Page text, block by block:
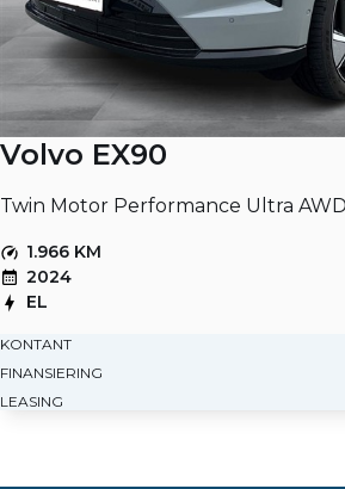
Volvo EX90
Twin Motor Performance Ultra
1.966 KM
2024
EL
KONTANT
FINANSIERING
LEASING